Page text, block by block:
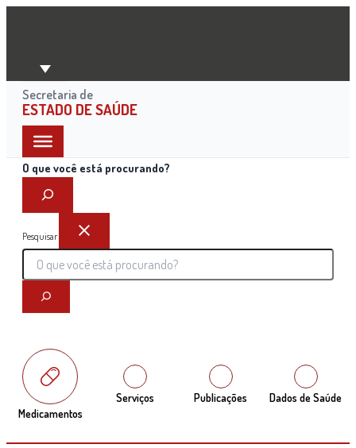
Ir
conteúdo
Secretaria de
ESTADO DE SAÚDE
O que você está procurando?
Pesquisar
Medicamentos
Serviços Publicações Dados de Saúde